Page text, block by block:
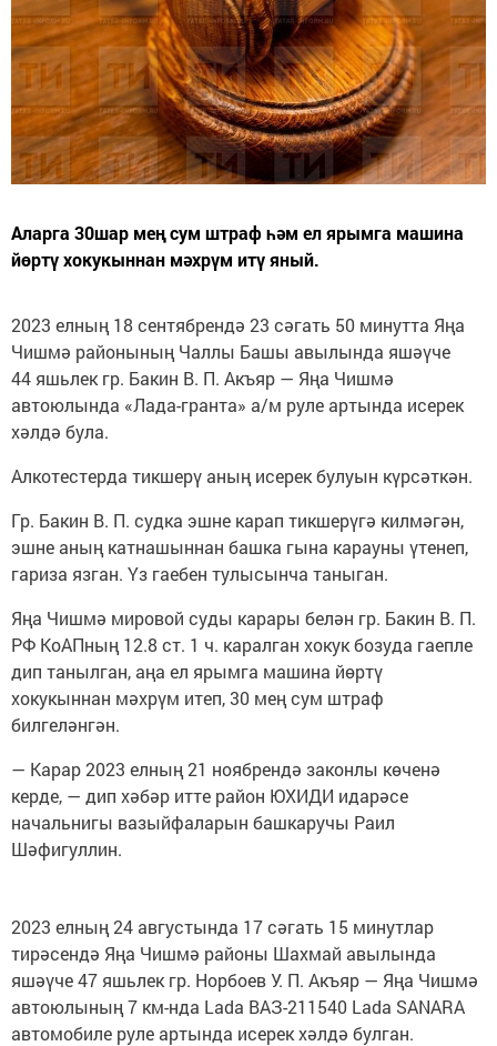
Аларга 30шар мең сум штраф һәм ел ярымга машина
йөртү хокукыннан мәхрүм итү яный.
2023 елның 18 сентябрендә 23 сәгать 50 минутта Яңа
Чишмә районының Чаллы Башы авылында яшәүче
44 яшьлек гр. Бакин В. П. Акъяр — Яңа Чишмә
автоюлында «Лада-гранта» а/м руле артында исерек
хәлдә була.
Алкотестерда тикшерү аның исерек булуын күрсәткән.
Гр. Бакин В. П. судка эшне карап тикшерүгә килмәгән,
эшне аның катнашыннан башка гына карауны үтенеп,
гариза язган. Үз гаебен тулысынча таныган.
Яңа Чишмә мировой суды карары белән гр. Бакин В. П.
РФ КоАПның 12.8 ст. 1 ч. каралган хокук бозуда гаепле
дип танылган, аңа ел ярымга машина йөртү
хокукыннан мәхрүм итеп, 30 мең сум штраф
билгеләнгән.
— Карар 2023 елның 21 ноябрендә законлы көченә
керде, — дип хәбәр итте район ЮХИДИ идарәсе
начальнигы вазыйфаларын башкаручы Раил
Шәфигуллин.
2023 елның 24 августында 17 сәгать 15 минутлар
тирәсендә Яңа Чишмә районы Шахмай авылында
яшәүче 47 яшьлек гр. Норбоев У. П. Акъяр — Яңа Чишмә
автоюлының 7 км-нда Lada ВАЗ-211540 Lada SANARA
автомобиле руле артында исерек хәлдә булган.